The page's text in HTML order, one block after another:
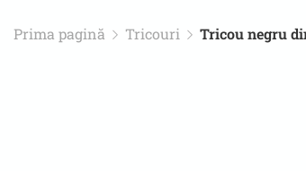
Prima pagină Tricouri Tricou negru